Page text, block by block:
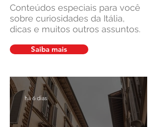
Cidadania Italiana: Leardini
Consulenze explica a nova
Constitucional
Conteúdos especiais para você
sobre curiosidades da Itália,
dicas e muitos outros assuntos.
Saiba mais
há 6 dias